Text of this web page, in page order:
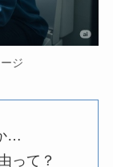
ジ
…
って？